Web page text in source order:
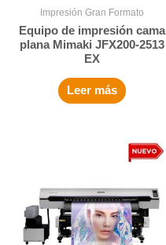
Impresión Gran Formato
Equipo de impresión cama
plana Mimaki JFX200-2513
EX
Leer más